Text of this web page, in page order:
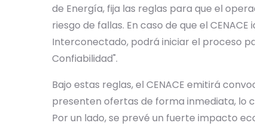
de Energía, fija las reglas para que el
riesgo de fallas. En caso de que el
Interconectado, podrá iniciar el proceso
Confiabilidad".
Bajo estas reglas, el CENACE emitirá
presenten ofertas de forma inmediata, lo
Por un lado, se prevé un fuerte impacto